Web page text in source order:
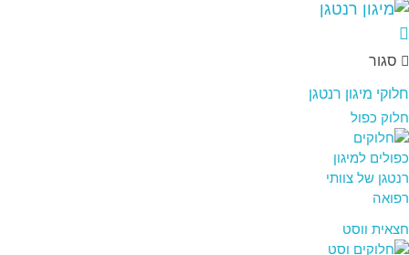
סגור
חלוקי מיגון רנטגן
חלוק כפול
חצאית ווסט